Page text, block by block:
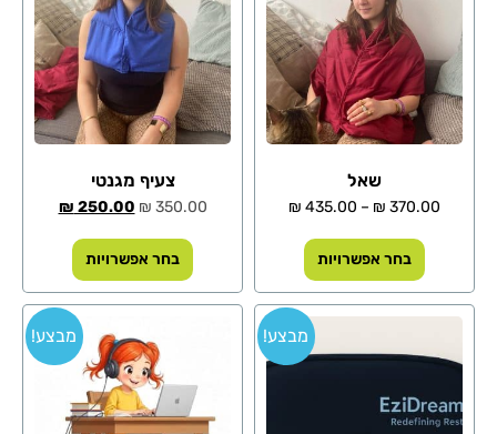
שאל
₪ 370.00
–
₪ 435.00
בחר אפשרויות
צעיף מגנטי
₪ 350.00
₪ 250.00
בחר אפשרויות
מבצע! מבצע!